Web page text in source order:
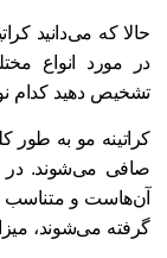
که می‌دانید
مورد انواع مختلف
دهید کدام
مو به طور کلی
می‌شوند. در
و متناسب با
می‌شوند،